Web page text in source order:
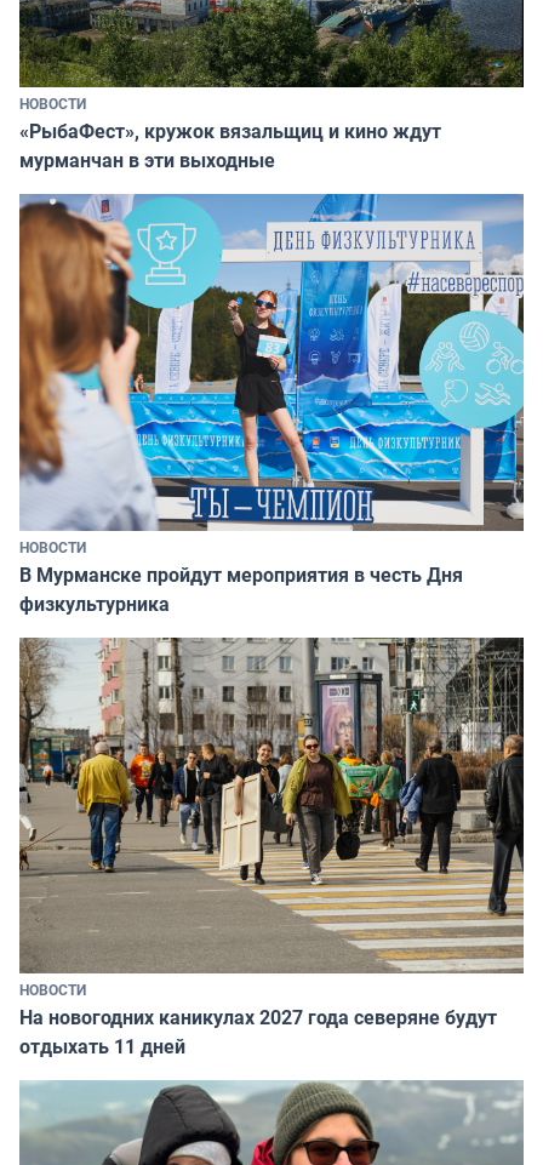
НОВОСТИ
«РыбаФест», кружок вязальщиц и кино ждут
мурманчан в эти выходные
НОВОСТИ
В Мурманске пройдут мероприятия в честь Дня
физкультурника
НОВОСТИ
На новогодних каникулах 2027 года северяне будут
отдыхать 11 дней